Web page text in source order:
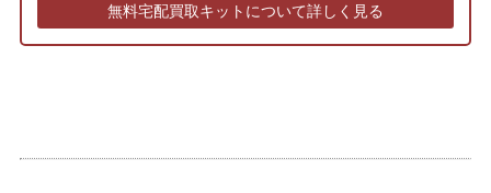
無料宅配買取キットについて詳しく見る